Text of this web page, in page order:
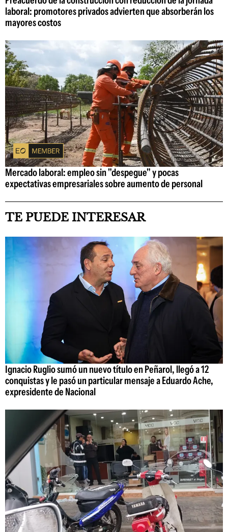
laboral: promotores privados advierten que absorberán los
mayores costos
Mercado laboral: empleo sin "despegue" y pocas
expectativas empresariales sobre aumento de personal
TE PUEDE INTERESAR
Ignacio Ruglio sumó un nuevo título en Peñarol, llegó a 12
conquistas y le pasó un particular mensaje a Eduardo Ache,
expresidente de Nacional